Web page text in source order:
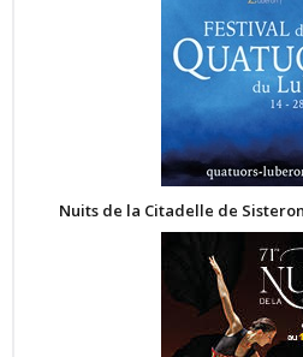
Nuits de la Citadelle de